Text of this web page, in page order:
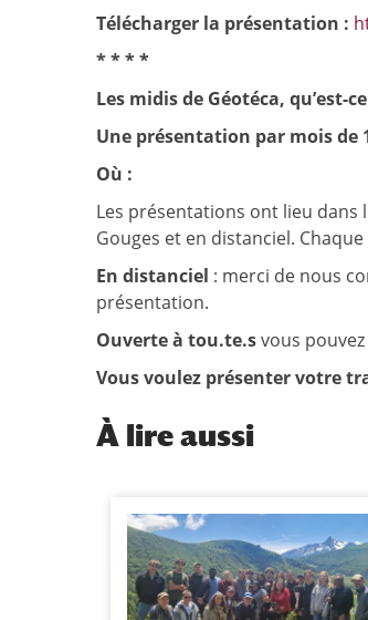
Télécharger la présentation :
* * * *
Les midis de Géotéca, qu’est-
Une présentation par mois de
Où :
Les présentations ont lieu dans
Gouges et en distanciel.
En distanciel : merci de nous
présentation.
Ouverte à tou.te.svous
Vous voulez présenter votre
À lire aussi